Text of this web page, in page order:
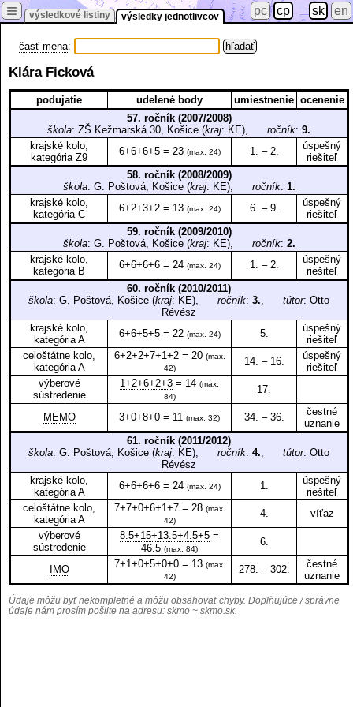
výsledkové listiny výsledky jednotlivcov
≡ pc cp sk en
časť mena:
Klára Ficková
podujatie udelené body umiestnenie ocenenie
57. ročník (2007/2008)
škola: ZŠ Kežmarská 30, Košice (kraj: KE), ročník: 9.
krajské kolo,
kategória Z9
6+6+6+5 = 23 (max. 24) 1. – 2.
úspešný
riešiteľ
58. ročník (2008/2009)
škola: G. Poštová, Košice (kraj: KE), ročník: 1.
krajské kolo,
kategória C
6+2+3+2 = 13 (max. 24) 6. – 9.
úspešný
riešiteľ
59. ročník (2009/2010)
škola: G. Poštová, Košice (kraj: KE), ročník: 2.
krajské kolo,
kategória B
6+6+6+6 = 24 (max. 24) 1. – 2.
úspešný
riešiteľ
60. ročník (2010/2011)
škola: G. Poštová, Košice (kraj: KE), ročník: 3., tútor: Otto
Révész
krajské kolo,
kategória A
6+6+5+5 = 22 (max. 24) 5.
úspešný
riešiteľ
celoštátne kolo,
kategória A
6+2+2+7+1+2 = 20 (max.
42)
14. – 16.
úspešný
riešiteľ
výberové
sústredenie
1+2+6+2+3 = 14 (max.
84)
17.
MEMO 3+0+8+0 = 11 (max. 32) 34. – 36.
čestné
uznanie
61. ročník (2011/2012)
škola: G. Poštová, Košice (kraj: KE), ročník: 4., tútor: Otto
Révész
krajské kolo,
kategória A
6+6+6+6 = 24 (max. 24) 1.
úspešný
riešiteľ
celoštátne kolo,
kategória A
7+7+0+6+1+7 = 28 (max.
42)
4.
víťaz
výberové
sústredenie
8.5+15+13.5+4.5+5 =
46.5 (max. 84)
6.
IMO 7+1+0+5+0+0 = 13 (max.
42)
278. – 302.
čestné
uznanie
Údaje môžu byť nekompletné a môžu obsahovať chyby. Doplňujúce / správne
údaje nám prosím pošlite na adresu: skmo ~ skmo.sk